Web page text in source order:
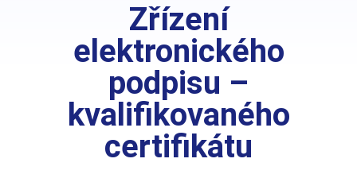
Zřízení
elektronického
podpisu –
kvalifikovaného
certifikátu